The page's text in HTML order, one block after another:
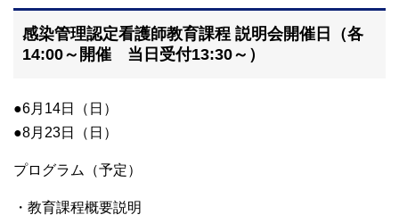
感染管理認定看護師教育課程 説明会開催日（各
14:00～開催 当日受付13:30～）
●6月14日（日）
●8月23日（日）
プログラム（予定）
・教育課程概要説明